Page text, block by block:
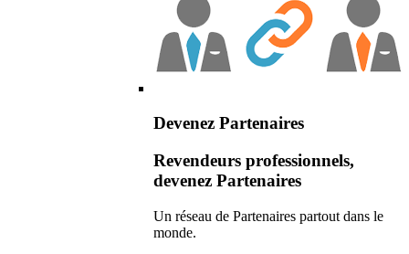
Devenez Partenaires
Revendeurs professionnels,
devenez Partenaires
Un réseau de Partenaires partout dans le
monde.